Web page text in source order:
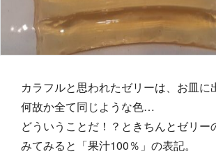
カラフルと思われたゼリーは、お皿に
何故か全て同じような色…
どういうことだ！？ときちんとゼリー
みてみると「果汁100％」の表記。